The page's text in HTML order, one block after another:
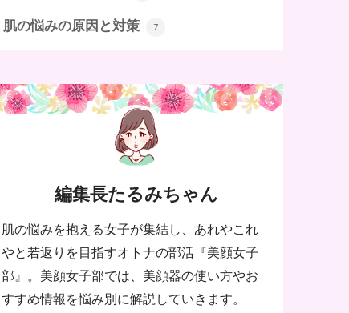
肌の悩みの原因と対策 7
編集長たるみちゃん
肌の悩みを抱える女子が集結し、あれやこれ
やと若返りを目指すオトナの部活『美顔女子
部』。美顔女子部では、美顔器の使い方やお
すすめ情報を悩み別に解説していきます。